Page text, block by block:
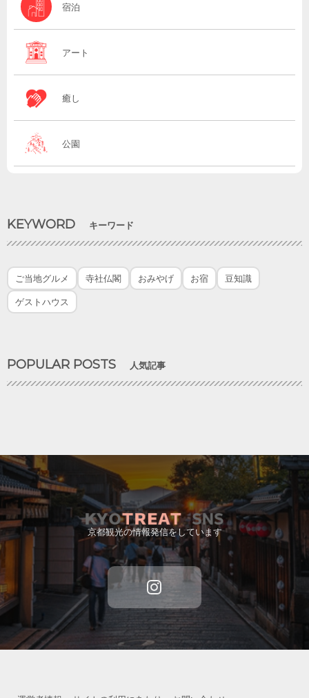
宿泊
アート
癒し
公園
KEYWORD キーワード
ご当地グルメ 寺社仏閣 おみやげ お宿 豆知識
ゲストハウス
POPULAR POSTS 人気記事
京都観光の情報発信をしています